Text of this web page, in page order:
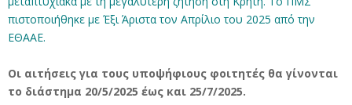
πιστοποιήθηκε με Έξι Άριστα τον Απρίλιο του 2025 από την
ΕΘΑΑΕ.
Οι αιτήσεις για τους υποψήφιους φοιτητές θα γίνονται
το διάστημα 20/5/2025 έως και 25/7/2025.